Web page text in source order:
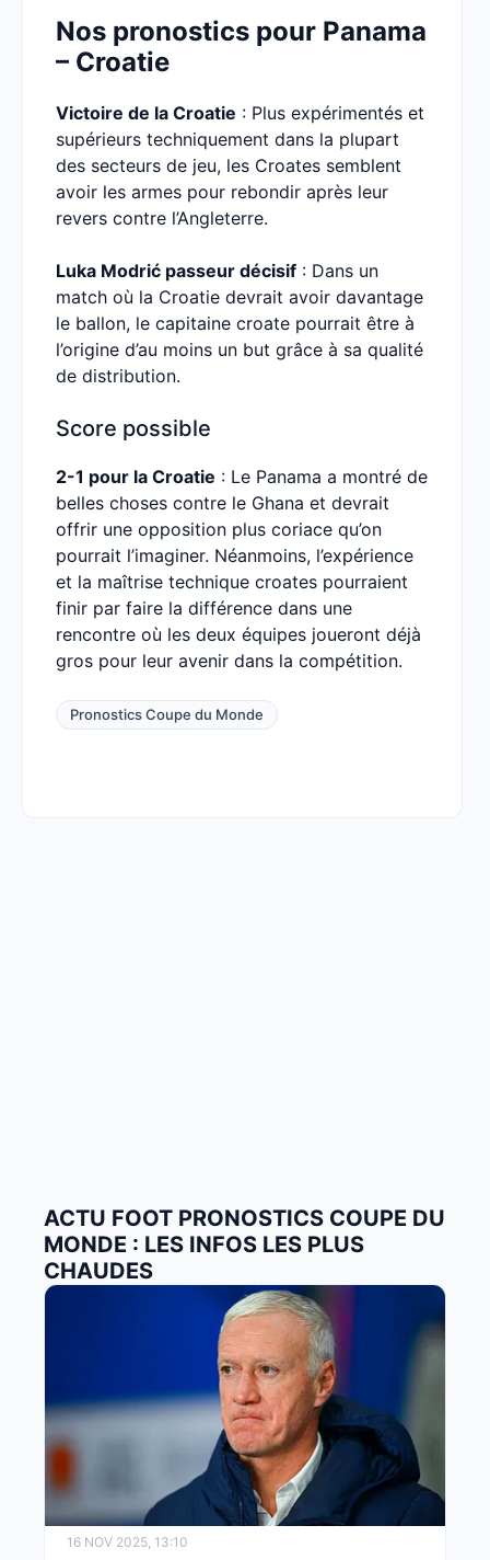
Nos pronostics pour Panama
– Croatie
Victoire de la Croatie : Plus expérimentés et
supérieurs techniquement dans la plupart
des secteurs de jeu, les Croates semblent
avoir les armes pour rebondir après leur
revers contre l’Angleterre.
Luka Modrić passeur décisif : Dans un
match où la Croatie devrait avoir davantage
le ballon, le capitaine croate pourrait être à
l’origine d’au moins un but grâce à sa qualité
de distribution.
Score possible
2-1 pour la Croatie : Le Panama a montré de
belles choses contre le Ghana et devrait
offrir une opposition plus coriace qu’on
pourrait l’imaginer. Néanmoins, l’expérience
et la maîtrise technique croates pourraient
finir par faire la différence dans une
rencontre où les deux équipes joueront déjà
gros pour leur avenir dans la compétition.
Pronostics Coupe du Monde
ACTU FOOT PRONOSTICS COUPE DU
MONDE : LES INFOS LES PLUS
CHAUDES
16 NOV 2025, 13:10